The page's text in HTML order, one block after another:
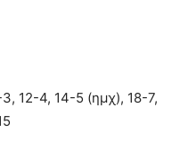
12-4, 14-5 (ημχ), 18-7,